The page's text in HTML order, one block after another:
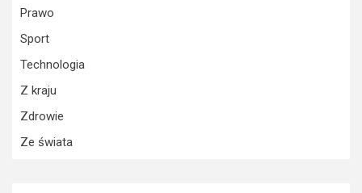
Prawo
Sport
Technologia
Z kraju
Zdrowie
Ze świata